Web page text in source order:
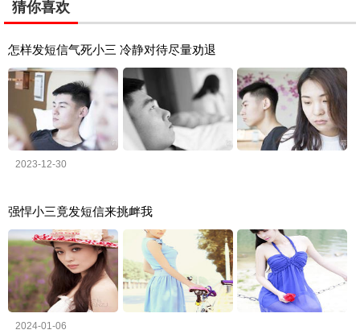
猜你喜欢
怎样发短信气死小三 冷静对待尽量劝退
2023-12-30
强悍小三竟发短信来挑衅我
2024-01-06